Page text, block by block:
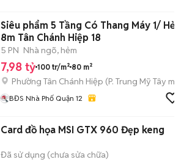
Siêu phẩm 5 Tầng Có Thang Máy 1/ Hẻm
8m Tân Chánh Hiệp 18
5 PN Nhà ngõ, hẻm
7,98 tỷ 100 tr/m² 80 m²
Phường Tân Chánh Hiệp (P. Trung Mỹ Tây mới)
BĐS Nhà Phố Quận 12
Card đồ họa MSI GTX 960 Đẹp keng
Đã sử dụng (chưa sửa chữa)